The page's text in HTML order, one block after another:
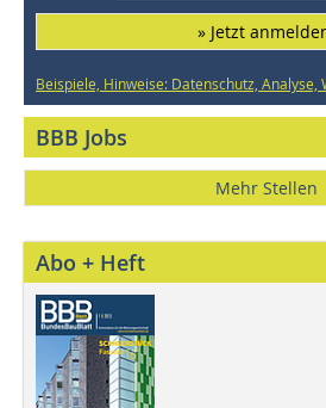
» Jetzt
Beispiele, Hinweise: Datenschutz, Analyse,
BBB Jobs
Mehr Stellen
Abo + Heft